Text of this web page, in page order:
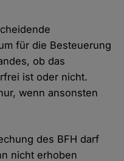
für die Besteuerung
ob das
ist oder nicht.
wenn ansonsten
des BFH darf
nicht erhoben